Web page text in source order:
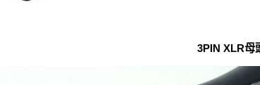
3PIN XLR母